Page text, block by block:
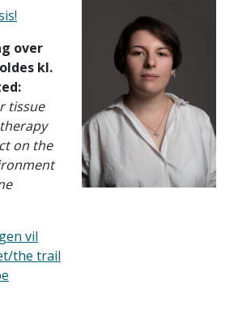
over
kl.
tissue
on the
vil
the trail